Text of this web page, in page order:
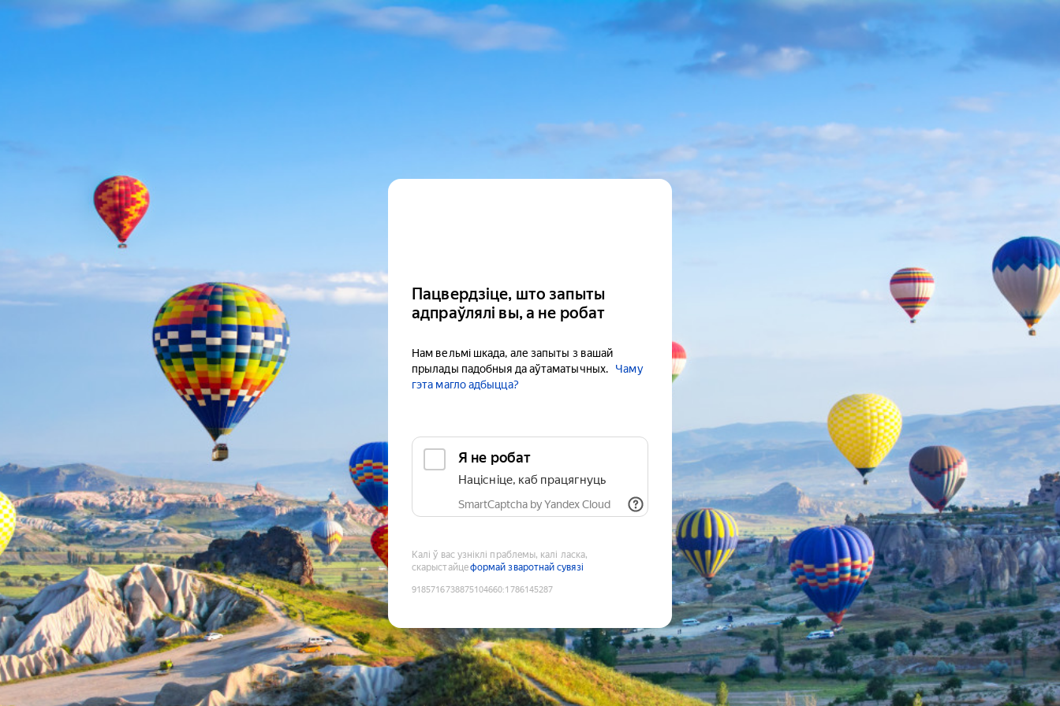
Пацвердзіце, што запыты
адпраўлялі вы, а не робат
Нам вельмі шкада, але запыты з вашай
прылады падобныя да аўтаматычных.
Чаму
гэта магло адбыцца?
Я не робат
Націсніце, каб працягнуць
SmartCaptcha by Yandex Cloud
Калі ў вас узніклі праблемы, калі ласка,
скарыстайцеформай зваротнай сувязі
9185716738875104660:1786145287